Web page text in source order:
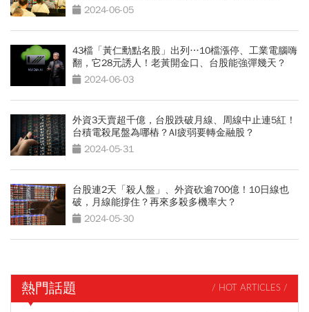
2024-06-05
43檔「黃仁勳點名股」出列…10檔漲停、工業電腦嗨
翻，它28元誘人！老黃開金口、台股能強彈幾天？
2024-06-03
外資3天賣超千億，台股跌破月線、周線中止連5紅！
台積電殺尾盤為哪樁？AI疲弱要轉金融股？
2024-05-31
台股連2天「殺人盤」、外資砍逾700億！10日線也
破，月線能撐住？再來多殺多機率大？
2024-05-30
熱門話題 / HOT ARTICLES /